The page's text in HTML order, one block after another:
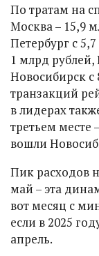
По тратам на
Москва – 15,9
Петербург с
1 млрд рублей,
Новосибирск с
транзакций
в лидерах
третьем месте
вошли
Пик расходов
май – эта
вот месяц с
если в 2025
апрель.